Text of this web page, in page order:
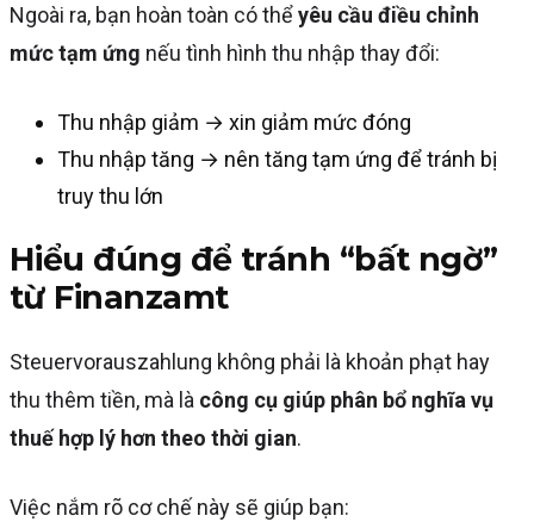
Ngoài ra, bạn hoàn toàn có thểyêu cầu điều chỉnh
mức tạm ứng nếu tình hình thu nhập thay đổi:
Thu nhập giảm → xin giảm mức đóng
Thu nhập tăng → nên tăng tạm ứng để tránh bị
truy thu lớn
Hiểu đúng để tránh “bất ngờ”
từ Finanzamt
Steuervorauszahlung không phải là khoản phạt hay
thu thêm tiền, mà là công cụ giúp phân bổ nghĩa vụ
thuế hợp lý hơn theo thời gian.
Việc nắm rõ cơ chế này sẽ giúp bạn: